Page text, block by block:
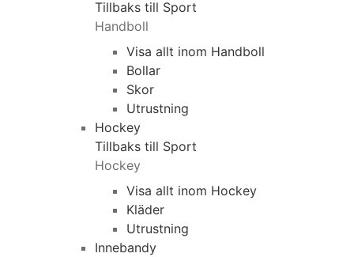
Tillbaks till Sport
Handboll
Visa allt inom Handboll
Bollar
Skor
Utrustning
Hockey
Tillbaks till Sport
Hockey
Visa allt inom Hockey
Kläder
Utrustning
Innebandy